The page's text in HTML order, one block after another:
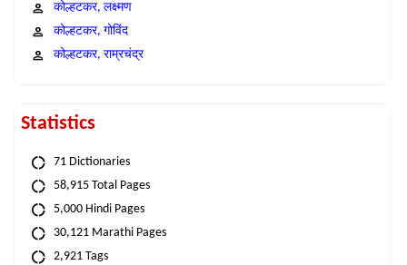
कोल्हटकर, लक्ष्मण
कोल्हटकर, गोविंद
कोल्हटकर, राम्रचंद्र
Statistics
71 Dictionaries
58,915 Total Pages
5,000 Hindi Pages
30,121 Marathi Pages
2,921 Tags